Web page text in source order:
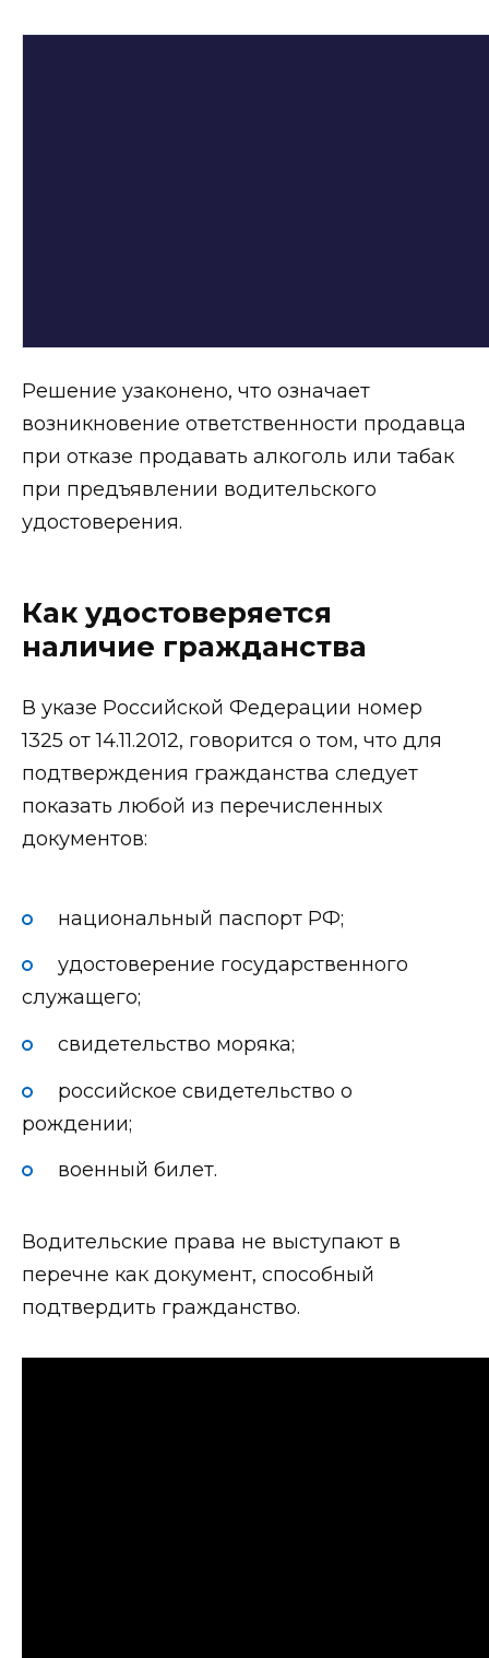
Решение узаконено, что означает
возникновение ответственности продавца
при отказе продавать алкоголь или табак
при предъявлении водительского
удостоверения.
Как удостоверяется
наличие гражданства
В указе Российской Федерации номер
1325 от 14.11.2012, говорится о том, что для
подтверждения гражданства следует
показать любой из перечисленных
документов:
национальный паспорт РФ;
удостоверение государственного
служащего;
свидетельство моряка;
российское свидетельство о
рождении;
военный билет.
Водительские права не выступают в
перечне как документ, способный
подтвердить гражданство.